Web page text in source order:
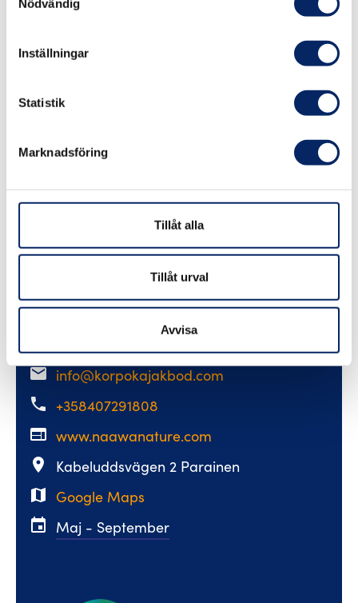
Nödvändig
Inställningar
Statistik
Marknadsföring
Tillåt alla
Tillåt urval
Avvisa
nybörjare eller vardagsäventyrare.
Läs mer
Naawa - Nature Awakening
email info@korpokajakbod.com
phone +358407291808
web www.naawanature.com
place
Kabeluddsvägen 2 Parainen
map Google Maps
event Maj - September